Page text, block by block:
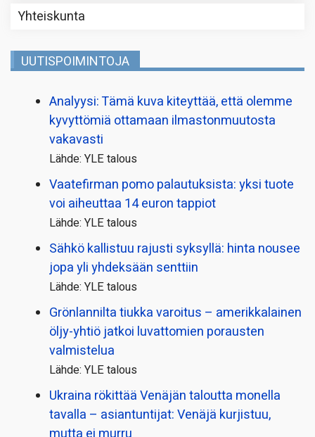
Yhteiskunta
UUTISPOIMINTOJA
Analyysi: Tämä kuva kiteyttää, että olemme
kyvyttömiä ottamaan ilmaston­muutosta
vakavasti
Lähde: YLE talous
Vaatefirman pomo palautuksista: yksi tuote
voi aiheuttaa 14 euron tappiot
Lähde: YLE talous
Sähkö kallistuu rajusti syksyllä: hinta nousee
jopa yli yhdeksään senttiin
Lähde: YLE talous
Grönlannilta tiukka varoitus – amerikkalainen
öljy-yhtiö jatkoi luvattomien porausten
valmistelua
Lähde: YLE talous
Ukraina rökittää Venäjän taloutta monella
tavalla – asiantuntijat: Venäjä kurjistuu,